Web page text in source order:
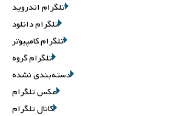
تلگرام اندروید
تلگرام دانلود
تلگرام کامپیوتر
تلگرام گروه
دسته‌بندی نشده
عکس تلگرام
کانال تلگرام